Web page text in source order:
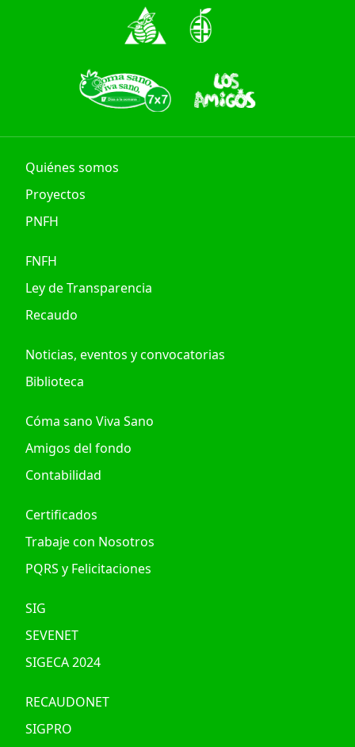
Quiénes somos
Proyectos
PNFH
FNFH
Ley de Transparencia
Recaudo
Noticias, eventos y convocatorias
Biblioteca
Cóma sano Viva Sano
Amigos del fondo
Contabilidad
Certificados
Trabaje con Nosotros
PQRS y Felicitaciones
SIG
SEVENET
SIGECA 2024
RECAUDONET
SIGPRO